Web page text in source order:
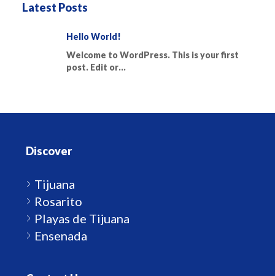
Latest Posts
Hello World!
Welcome to WordPress. This is your first
post. Edit or…
Discover
Tijuana
Rosarito
Playas de Tijuana
Ensenada